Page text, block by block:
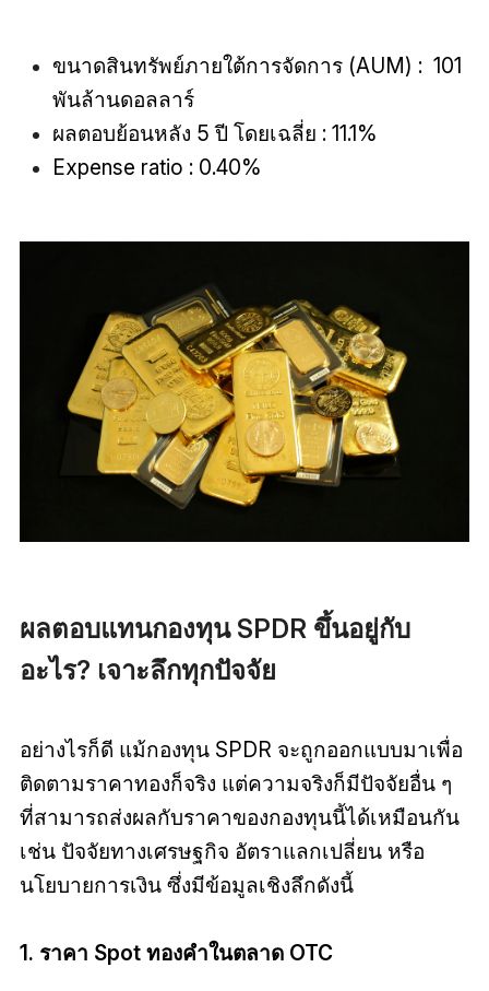
ขนาดสินทรัพย์ภายใต้การจัดการ (AUM) : 101
พันล้านดอลลาร์
ผลตอบย้อนหลัง 5 ปี โดยเฉลี่ย : 11.1%
Expense ratio : 0.40%
ผลตอบแทนกองทุน SPDR ขึ้นอยู่กับ
อะไร? เจาะลึกทุกปัจจัย
อย่างไรก็ดี แม้กองทุน SPDR จะถูกออกแบบมาเพื่อ
ติดตามราคาทองก็จริง แต่ความจริงก็มีปัจจัยอื่น ๆ
ที่สามารถส่งผลกับราคาของกองทุนนี้ได้เหมือนกัน
เช่น ปัจจัยทางเศรษฐกิจ อัตราแลกเปลี่ยน หรือ
นโยบายการเงิน ซึ่งมีข้อมูลเชิงลึกดังนี้
1. ราคา Spot ทองคำในตลาด OTC